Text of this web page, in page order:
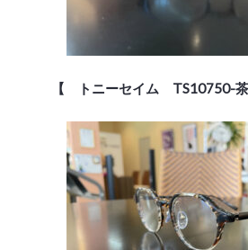
【 トニーセイム TS10750-